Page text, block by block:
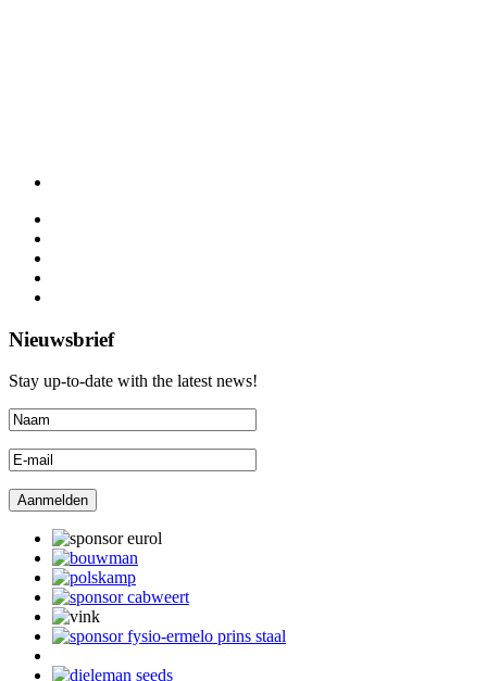
Nieuwsbrief
Stay up-to-date with the latest news!